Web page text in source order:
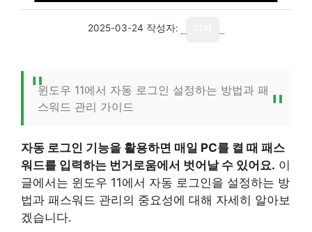
2025-03-24 작성자:
윈도우 11에서 자동 로그인 설정하는 방법과 패
스워드 관리 가이드
자동 로그인 기능을 활용하면 매일 PC를 켤 때 패스
워드를 입력하는 번거로움에서 벗어날 수 있어요. 이
글에서는 윈도우 11에서 자동 로그인을 설정하는 방
법과 패스워드 관리의 중요성에 대해 자세히 알아보
겠습니다.